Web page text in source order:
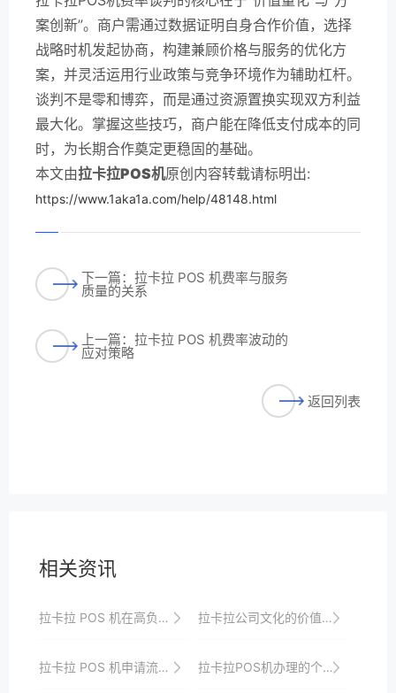
案创新”。商户需通过数据证明自身合作价值，选择
战略时机发起协商，构建兼顾价格与服务的优化方
案，并灵活运用行业政策与竞争环境作为辅助杠杆。
谈判不是零和博弈，而是通过资源置换实现双方利益
最大化。掌握这些技巧，商户能在降低支付成本的同
时，为长期合作奠定更稳固的基础。
本文由拉卡拉POS机原创内容转载请标明出:
https://www.1aka1a.com/help/48148.html
下一篇：拉卡拉 POS 机费率与服务
质量的关系
上一篇：拉卡拉 POS 机费率波动的
应对策略
返回列表
相关资讯
拉卡拉 POS 机在高负荷下的稳定性表现 拉卡拉公司文化的价值观传播策略
拉卡拉 POS 机申请流程简化解析 拉卡拉POS机办理的个性化服务需求与实现方式